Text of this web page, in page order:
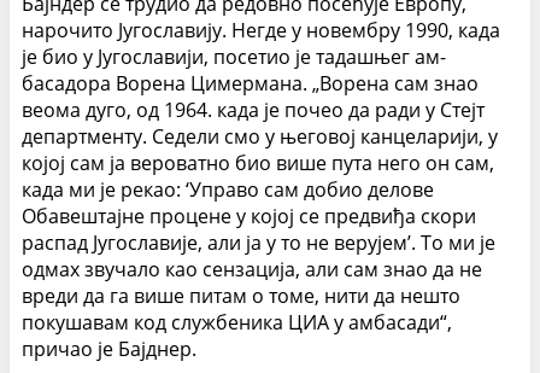
нарочито Југославију. Негде у новембру 1990, када
је био у Југославији, посетио је тадашњег ам­
басадора Ворена Цимермана. „Ворена сам знао
веома дуго, од 1964. када је почео да ради у Стејт
департменту. Седели смо у његовој канцеларији, у
којој сам ја вероватно био више пута него он сам,
када ми је рекао: ‘Управо сам добио делове
Обавештајне процене у којој се предвиђа скори
распад Ју­гославије, али ја у то не верујем’. То ми је
одмах звучало као сензација, али сам знао да не
вреди да га више питам о томе, нити да нешто
покушавам код службеника ЦИА у амбасади“,
причао је Бајднер.